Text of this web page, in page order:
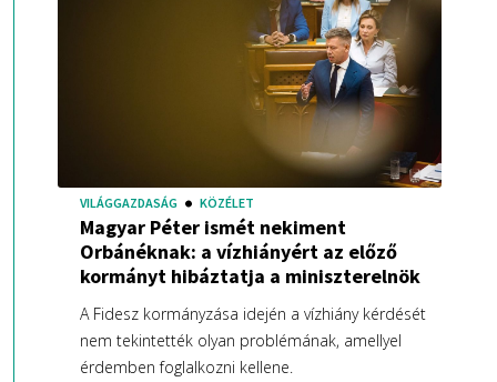
VILÁGGAZDASÁG KÖZÉLET
Magyar Péter ismét nekiment
Orbánéknak: a vízhiányért az előző
kormányt hibáztatja a miniszterelnök
A Fidesz kormányzása idején a vízhiány kérdését
nem tekintették olyan problémának, amellyel
érdemben foglalkozni kellene.